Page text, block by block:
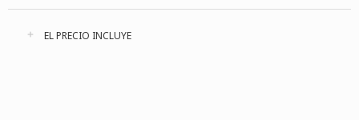
EL PRECIO INCLUYE